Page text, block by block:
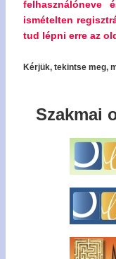
felhasználóneve
ismételten
tud lépni erre az
Kérjük, tekintse meg,
Szakmai